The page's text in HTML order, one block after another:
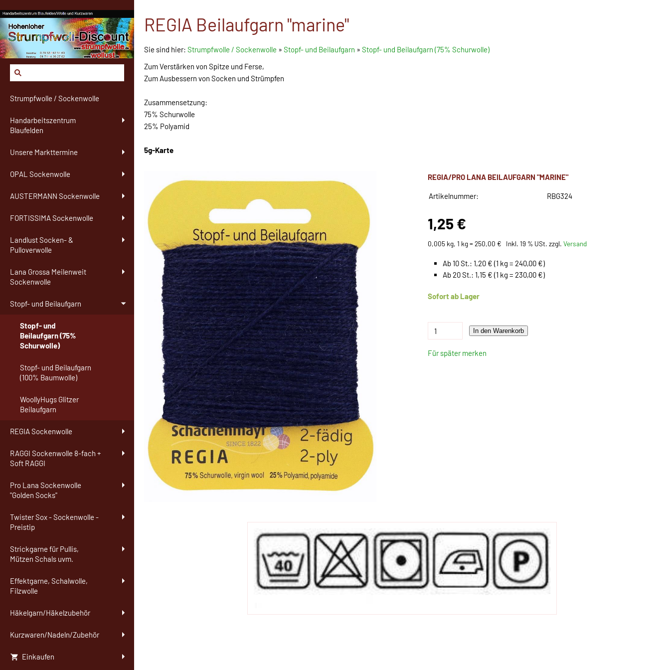
Strumpfwolle / Sockenwolle
Handarbeitszentrum
Blaufelden
Unsere Markttermine
OPAL Sockenwolle
AUSTERMANN Sockenwolle
FORTISSIMA Sockenwolle
Landlust Socken- &
Pulloverwolle
Lana Grossa Meilenweit
Sockenwolle
Stopf- und Beilaufgarn
Stopf- und
Beilaufgarn (75%
Schurwolle)
Stopf- und Beilaufgarn
(100% Baumwolle)
WoollyHugs Glitzer
Beilaufgarn
REGIA Sockenwolle
RAGGI Sockenwolle 8-fach +
Soft RAGGI
Pro Lana Sockenwolle
"Golden Socks"
Twister Sox - Sockenwolle -
Preistip
Strickgarne für Pullis,
Mützen Schals uvm.
Effektgarne, Schalwolle,
Filzwolle
Häkelgarn/Häkelzubehör
Kurzwaren/Nadeln/Zubehör
Einkaufen
REGIA Beilaufgarn "marine"
Sie sind hier: Strumpfwolle / Sockenwolle » Stopf- und Beilaufgarn » Stopf- und Beilaufgarn (75% Schurwolle)
Zum Verstärken von Spitze und Ferse,
Zum Ausbessern von Socken und Strümpfen
Zusammensetzung:
75% Schurwolle
25% Polyamid
5g-Karte
REGIA/PRO LANA BEILAUFGARN "MARINE"
Artikelnummer: RBG324
1,25 €
0,005 kg, 1 kg = 250,00 € Inkl. 19 % USt. zzgl.Versand
Ab 10 St.: 1,20 € (1 kg = 240,00 €)
Ab 20 St.: 1,15 € (1 kg = 230,00 €)
Sofort ab Lager
In den Warenkorb
Für später merken